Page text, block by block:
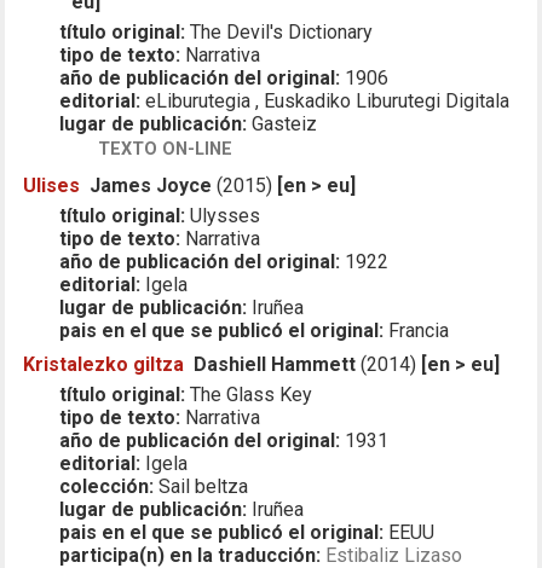
título original: The Devil's Dictionary
tipo de texto: Narrativa
año de publicación del original: 1906
editorial: eLiburutegia , Euskadiko Liburutegi Digitala
lugar de publicación: Gasteiz
TEXTO ON-LINE
Ulises James Joyce (2015) [en > eu]
título original: Ulysses
tipo de texto: Narrativa
año de publicación del original: 1922
editorial: Igela
lugar de publicación: Iruñea
pais en el que se publicó el original: Francia
Kristalezko giltza Dashiell Hammett (2014) [en > eu]
título original: The Glass Key
tipo de texto: Narrativa
año de publicación del original: 1931
editorial: Igela
colección: Sail beltza
lugar de publicación: Iruñea
pais en el que se publicó el original: EEUU
participa(n) en la traducción: Estibaliz Lizaso